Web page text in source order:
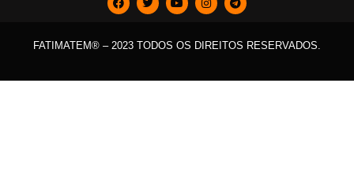
FATIMATEM® – 2023 TODOS OS DIREITOS RESERVADOS.